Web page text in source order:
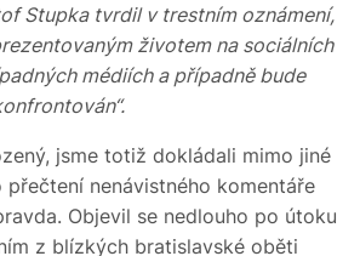
Stupka tvrdil v trestním oznámení,
životem na sociálních
médiích a případně bude
jsme totiž dokládali mimo jiné
přečtení nenávistného komentáře
Objevil se nedlouho po útoku
z blízkých bratislavské oběti